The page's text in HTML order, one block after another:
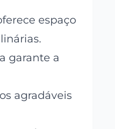
espaço
garante a
agradáveis